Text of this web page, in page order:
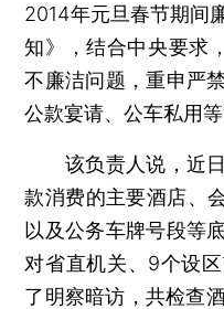
2014年元旦春节期间
知》，结合中央要求
不廉洁问题，重申严
公款宴请、公车私用等
该负责人说，近日
款消费的主要酒店、
以及公务车牌号段等
对省直机关、9个设
了明察暗访，共检查